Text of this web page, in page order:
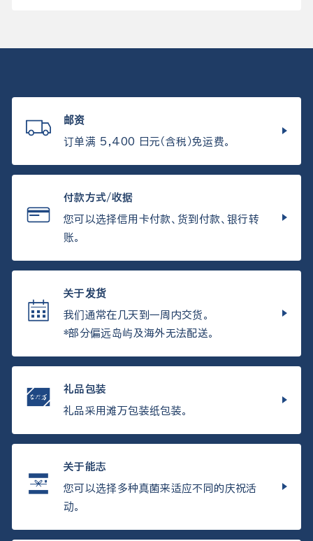
邮资
订单满 5,400 日元（含税）免运费。
付款方式/收据
您可以选择信用卡付款、货到付款、银行转
账。
关于发货
我们通常在几天到一周内交货。
*部分偏远岛屿及海外无法配送。
礼品包装
礼品采用滩万包装纸包装。
关于能志
您可以选择多种真菌来适应不同的庆祝活
动。